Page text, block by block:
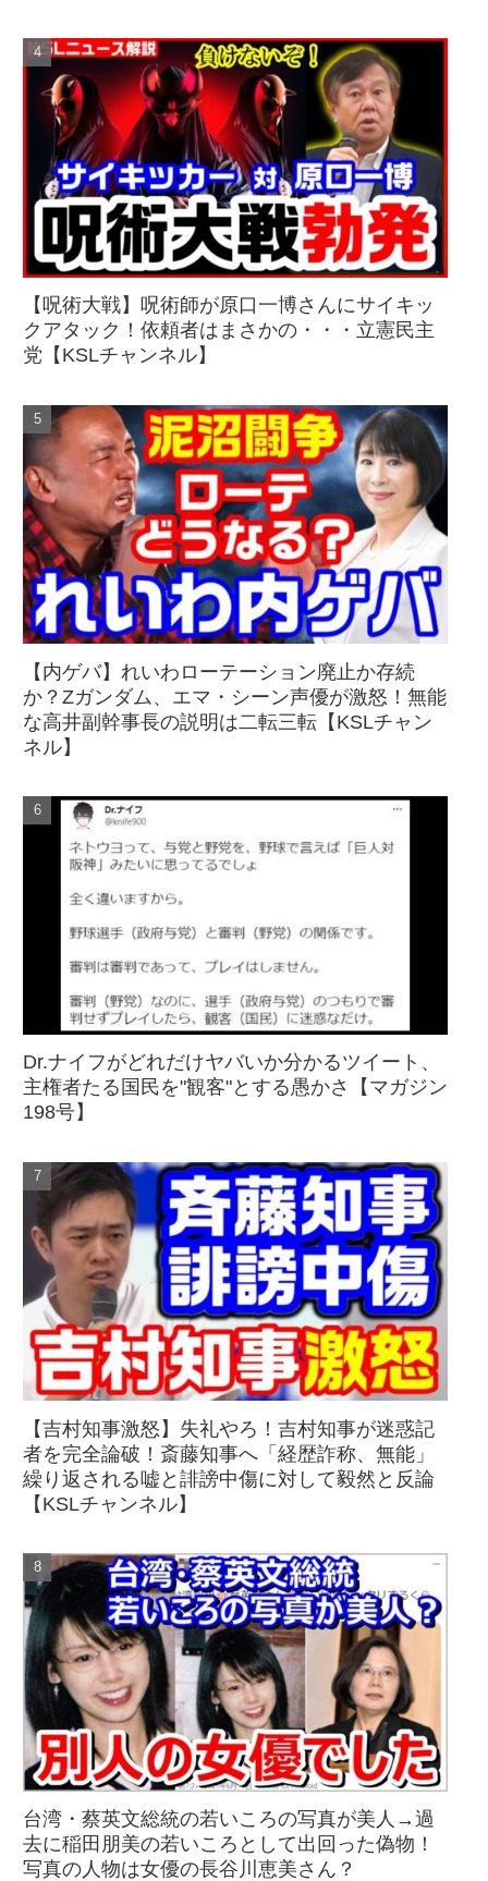
【呪術大戦】呪術師が原口一博さんにサイキッ
クアタック！依頼者はまさかの・・・立憲民主
党【KSLチャンネル】
【内ゲバ】れいわローテーション廃止か存続
か？Zガンダム、エマ・シーン声優が激怒！無能
な高井副幹事長の説明は二転三転【KSLチャン
ネル】
Dr.ナイフがどれだけヤバいか分かるツイート、
主権者たる国民を"観客"とする愚かさ【マガジン
198号】
【吉村知事激怒】失礼やろ！吉村知事が迷惑記
者を完全論破！斎藤知事へ「経歴詐称、無能」
繰り返される嘘と誹謗中傷に対して毅然と反論
【KSLチャンネル】
台湾・蔡英文総統の若いころの写真が美人→過
去に稲田朋美の若いころとして出回った偽物！
写真の人物は女優の長谷川恵美さん？